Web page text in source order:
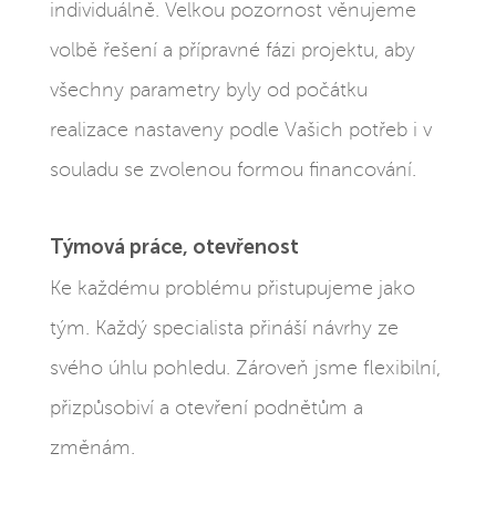
individuálně. Velkou pozornost věnujeme
volbě řešení a přípravné fázi projektu, aby
všechny parametry byly od počátku
realizace nastaveny podle Vašich potřeb i v
souladu se zvolenou formou financování.
Týmová práce, otevřenost
Ke každému problému přistupujeme jako
tým. Každý specialista přináší návrhy ze
svého úhlu pohledu. Zároveň jsme flexibilní,
přizpůsobiví a otevření podnětům a
změnám.